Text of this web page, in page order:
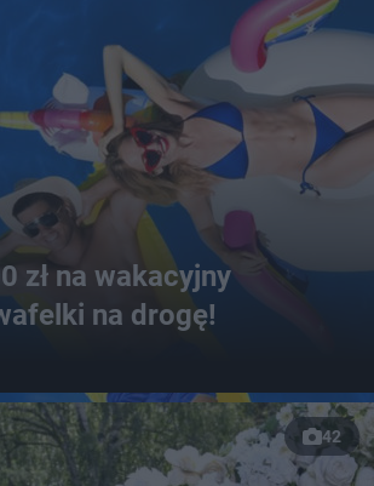
zł na wakacyjny
na drogę!
42